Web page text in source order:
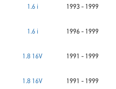
1.6 i 1993 - 1999
1.6 i 1996 - 1999
1.8 16V 1991 - 1999
1.8 16V 1991 - 1999